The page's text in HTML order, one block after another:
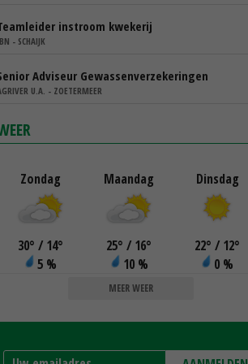
instroom kwekerij
- SCHAIJK
Adviseur Gewassenverzekeringen
U.A. - ZOETERMEER
Zondag
30° / 14°
5 %
Maandag
25° / 16°
10 %
Dinsdag
22° / 12°
0 %
MEER WEER